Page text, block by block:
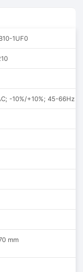
1UF0
-10%/+10%; 45-66Hz
mm